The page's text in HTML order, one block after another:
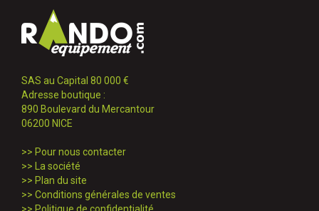
SAS au Capital 80 000 €
Adresse boutique :
890 Boulevard du Mercantour
06200 NICE
>> Pour nous contacter
>>
La société
>> Plan du site
>> Conditions générales de ventes